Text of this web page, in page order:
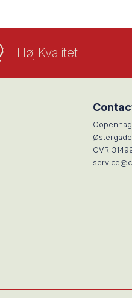
Høj Kvalitet
Østergade
CVR